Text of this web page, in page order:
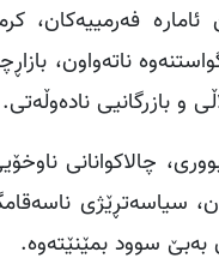
ئامارە
ناتەواون،
و بازرگانیی نادەوڵەتی.
چالاکوانانی
سیاسەتڕێژی
بەبێ سوود بمێنێتەوە.